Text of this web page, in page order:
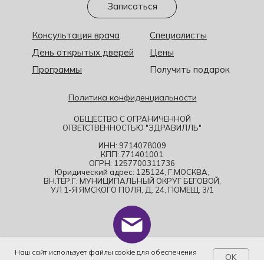
Записаться
ОБЩЕСТВО С ОГРАНИЧЕННОЙ
ОТВЕТСТВЕННОСТЬЮ "ЗДРАВИЛЛЬ"
ИНН: 9714078009
КПП: 771401001
ОГРН: 1257700311736
Юридический адрес: 125124, Г.МОСКВА,
ВН.ТЕР.Г. МУНИЦИПАЛЬНЫЙ ОКРУГ БЕГОВОЙ,
УЛ 1-Я ЯМСКОГО ПОЛЯ, Д. 24, ПОМЕЩ. 3/1
Политика конфиденциальности
Консультация врача
День открытых дверей
Программы
Специалисты
Цены
Получить подарок
Наш сайт использует файлы cookie для обеспечения
OK